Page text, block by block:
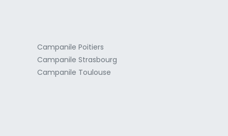
Campanile Poitiers
Campanile Strasbourg
Campanile Toulouse